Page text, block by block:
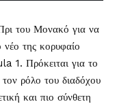
του Μονακό για να
της κορυφαίο
1. Πρόκειται για το
ρόλο του διαδόχου
και πιο σύνθετη